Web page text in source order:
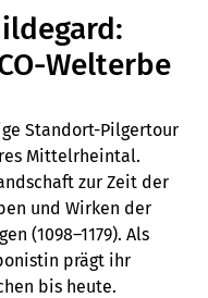
Welterbe
Standort-Pilgertour
Mittelrheintal.
zur Zeit der
und Wirken der
(1098–1179). Als
prägt ihr
bis heute.